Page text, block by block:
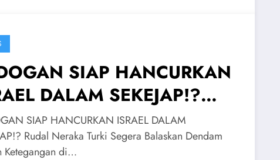
SIAP HANCURKAN
DALAM SEKEJAP!?
Neraka Turki Segera
Dendam Suriah
SIAP HANCURKAN ISRAEL DALAM
Rudal Neraka Turki Segera Balaskan Dendam
Ketegangan di…